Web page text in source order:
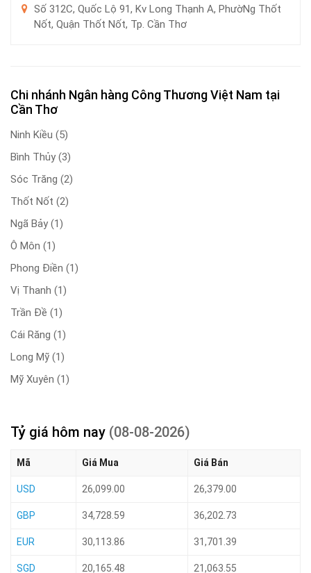
Số 312C, Quốc Lộ 91, Kv Long Thạnh A, PhườNg Thốt
Nốt, Quận Thốt Nốt, Tp. Cần Thơ
Chi nhánh Ngân hàng Công Thương Việt Nam tại
Cần Thơ
Ninh Kiều (5)
Bình Thủy (3)
Sóc Trăng (2)
Thốt Nốt (2)
Ngã Bảy (1)
Ô Môn (1)
Phong Điền (1)
Vị Thanh (1)
Trần Đề (1)
Cái Răng (1)
Long Mỹ (1)
Mỹ Xuyên (1)
Tỷ giá hôm nay (08-08-2026)
Mã Giá Mua Giá Bán
USD 26,099.00 26,379.00
GBP 34,728.59 36,202.73
EUR 30,113.86 31,701.39
SGD 20,165.48 21,063.55